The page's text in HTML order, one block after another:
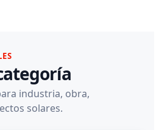
industria, obra,
solares.